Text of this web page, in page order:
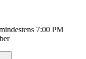
7:00 PM